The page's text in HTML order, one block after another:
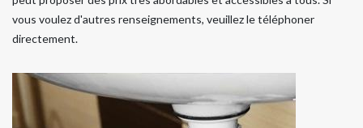
vous voulez d'autres renseignements, veuillez le téléphoner
directement.